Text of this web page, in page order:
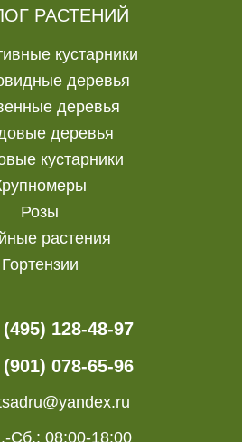
РАСТЕНИЙ
кустарники
деревья
деревья
деревья
кустарники
Розы
растения
Гортензии
128-48-97
078-65-96
Сб.: 08:00-18:00